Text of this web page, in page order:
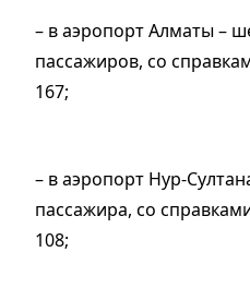
– в аэропорт Алматы –
пассажиров, со
167;
– в аэропорт Нур-
пассажира, со
108;